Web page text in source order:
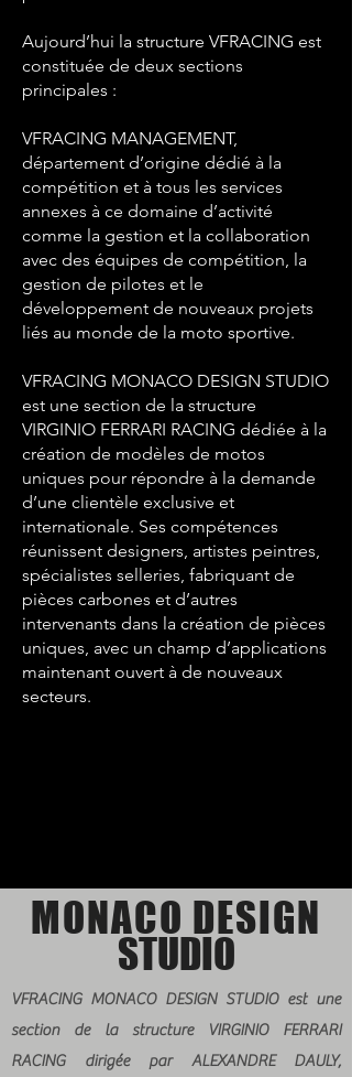
Aujourd’hui la structure VFRACING est
constituée de deux sections
principales :
VFRACING MANAGEMENT,
département d’origine dédié à la
compétition et à tous les services
annexes à ce domaine d’activité
comme la gestion et la collaboration
avec des équipes de compétition, la
gestion de pilotes et le
développement de nouveaux projets
liés au monde de la moto sportive.
VFRACING MONACO DESIGN STUDIO
est une section de la structure
VIRGINIO FERRARI RACING dédiée à la
création de modèles de motos
uniques pour répondre à la demande
d’une clientèle exclusive et
internationale. Ses compétences
réunissent designers, artistes peintres,
spécialistes selleries, fabriquant de
pièces carbones et d’autres
intervenants dans la création de pièces
uniques, avec un champ d’applications
maintenant ouvert à de nouveaux
secteurs.
MONACO DESIGN
STUDIO
VFRACING MONACO DESIGN STUDIO est une
section de la structure VIRGINIO FERRARI
RACINGdirigée par ALEXANDRE DAULY,